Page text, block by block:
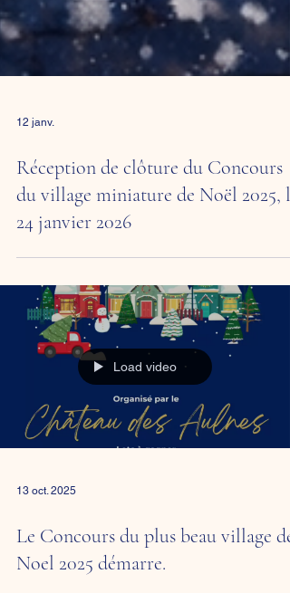
12 janv.
Réception de clôture du Concours
du village miniature de Noël 2025, le
24 janvier 2026
Load video
13 oct. 2025
Le Concours du plus beau village de